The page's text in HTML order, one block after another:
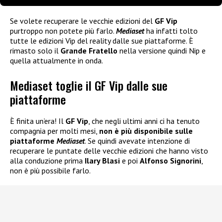
Se volete recuperare le vecchie edizioni del GF Vip
purtroppo non potete più farlo. Mediasetha infatti tolto
tutte le edizioni Vip del reality dalle sue piattaforme. È
rimasto solo il Grande Fratello nella versione quindi Nip e
quella attualmente in onda.
Mediaset toglie il GF Vip dalle sue
piattaforme
È finita un’era! Il GF Vip, che negli ultimi anni ci ha tenuto
compagnia per molti mesi, non è più disponibile sulle
piattaforme Mediaset. Se quindi avevate intenzione di
recuperare le puntate delle vecchie edizioni che hanno visto
alla conduzione prima Ilary Blasi e poi Alfonso Signorini,
non è più possibile farlo.